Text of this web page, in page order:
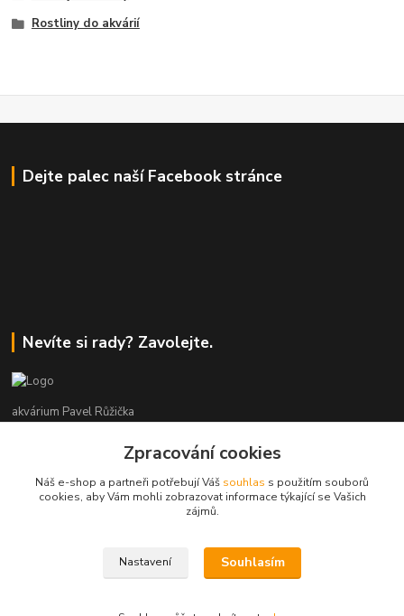
Rostliny do akvárií
Dejte palec naší Facebook stránce
Nevíte si rady? Zavolejte.
akvárium Pavel Růžička
+420 602 118 290
9:00 až 16:00 v pracovní dny
akvárium Růžička 2011 - 2026
Zpracování cookies
Náš e-shop a partneři potřebují Váš souhlas s použitím souborů
cookies, aby Vám mohli zobrazovat informace týkající se Vašich
zájmů.
Nastavení Souhlasím